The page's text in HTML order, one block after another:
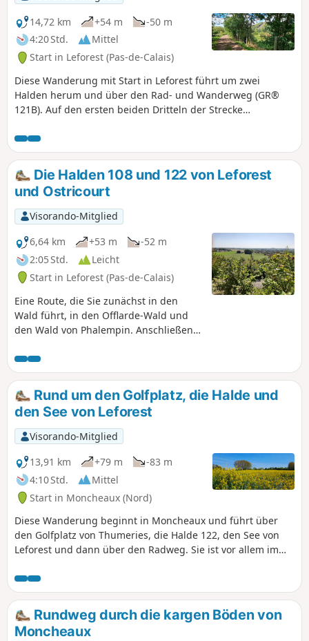
14,72 km
+54 m
-50 m
4:20 Std.
Mittel
Start in Leforest (Pas-de-Calais)
Diese Wanderung mit Start in Leforest führt um zwei
Halden herum und über den Rad- und Wanderweg (GR®
121B). Auf den ersten beiden Dritteln der Strecke
ideale Wanderung bei großer Sommerhitze; allerdings
können die Wege an regnerischen Herbst- oder
Wintertagen schlammig werden. Auf der Strecke kann man
auch den „Arbre échelle“ (Leiterbaum) im Bois de l'Offlarde
bewundern, der während desErsten Weltkriegs als
deutscher Beobachtungsposten diente.
Die Halden 108 und 122 von Leforest
und Ostricourt
Visorando-Mitglied
6,64 km
+53 m
-52 m
2:05 Std.
Leicht
Start in Leforest (Pas-de-Calais)
Eine Route, die Sie zunächst in den
Wald führt, in den Offlarde-Wald und
den Wald von Phalempin. Anschließend
wenn Sie die Halde 108 umrunden und
dann die Halde 122 besteigen
(Aussichtspunkt über das
Bergbaugebiet).
Rund um den Golfplatz, die Halde und
den See von Leforest
Visorando-Mitglied
13,91 km
+79 m
-83 m
4:10 Std.
Mittel
Start in Moncheaux (Nord)
Diese Wanderung beginnt in Moncheaux und führt über
den Golfplatz von Thumeries, die Halde 122, den See von
Leforest und dann über den Radweg. Sie ist vor allem im
Rundweg durch die kargen Böden von
Moncheaux